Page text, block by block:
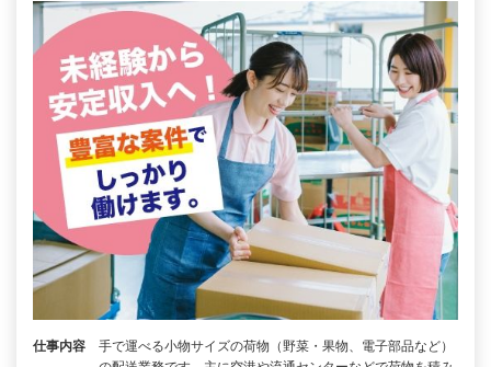
仕事内容
手で運べる小物サイズの荷物（野菜・果物、電子部品など）